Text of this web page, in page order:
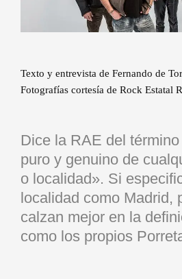
Texto y entrevista de Fernando de
Fotografías cortesía de Rock Estatal
Dice la RAE del
puro y genuino de
o localidad». Si
localidad como Madrid,
calzan mejor en la
como los propios